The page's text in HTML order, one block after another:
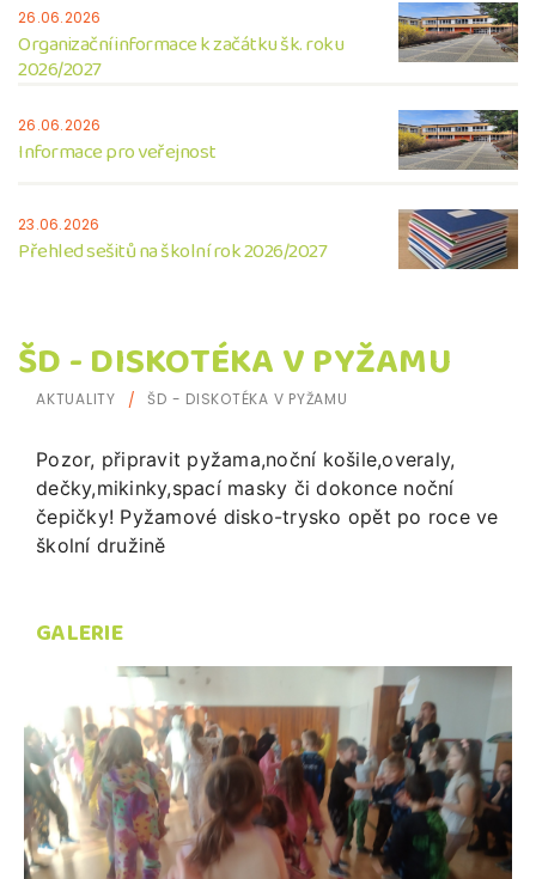
26.06.2026
Organizační informace k začátku šk. roku
2026/2027
26.06.2026
Informace pro veřejnost
23.06.2026
Přehled sešitů na školní rok 2026/2027
ŠD - DISKOTÉKA V PYŽAMU
AKTUALITY ŠD - DISKOTÉKA V PYŽAMU
Pozor, připravit pyžama,noční košile,overaly,
dečky,mikinky,spací masky či dokonce noční
čepičky! Pyžamové disko-trysko opět po roce ve
školní družině
GALERIE